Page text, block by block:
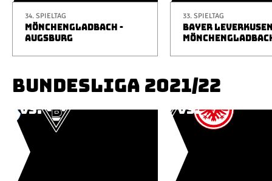
34. SPIELTAG
MÖNCHENGLADBACH -
AUGSBURG
33. SPIELTAG
BAYER
BUNDESLIGA 2021/22